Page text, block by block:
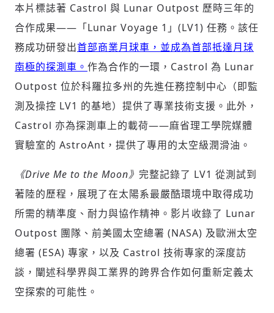
本片標誌著 Castrol 與 Lunar Outpost 歷時三年的
合作成果——「Lunar Voyage 1」(LV1) 任務。該任
務成功研發出首部商業月球車，並成為首部抵達月球
南極的探測車。 作為合作的一環，Castrol 為 Lunar
Outpost 位於科羅拉多州的先進任務控制中心（即監
測及操控 LV1 的基地）提供了專業技術支援。此外，
Castrol 亦為探測車上的載荷——麻省理工學院媒體
實驗室的 AstroAnt，提供了專用的太空級潤滑油。
《Drive Me to the Moon》 完整記錄了 LV1 從測試到
著陸的歷程，展現了在太陽系最嚴酷環境中取得成功
所需的精準度、耐力與協作精神。影片收錄了 Lunar
Outpost 團隊、前美國太空總署 (NASA) 及歐洲太空
總署 (ESA) 專家，以及 Castrol 技術專家的深度訪
談，闡述科學界與工業界的跨界合作如何重新定義太
空探索的可能性。